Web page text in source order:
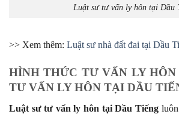
Luật sư tư vấn ly hôn tại Dầu
>> Xem thêm: Luật sư nhà đất đai tại Dầu
HÌNH THỨC TƯ VẤN LY
TƯ VẤN LY HÔN TẠI DẦU
Luật sư tư vấn ly hôn tại Dầu Tiếngluôn